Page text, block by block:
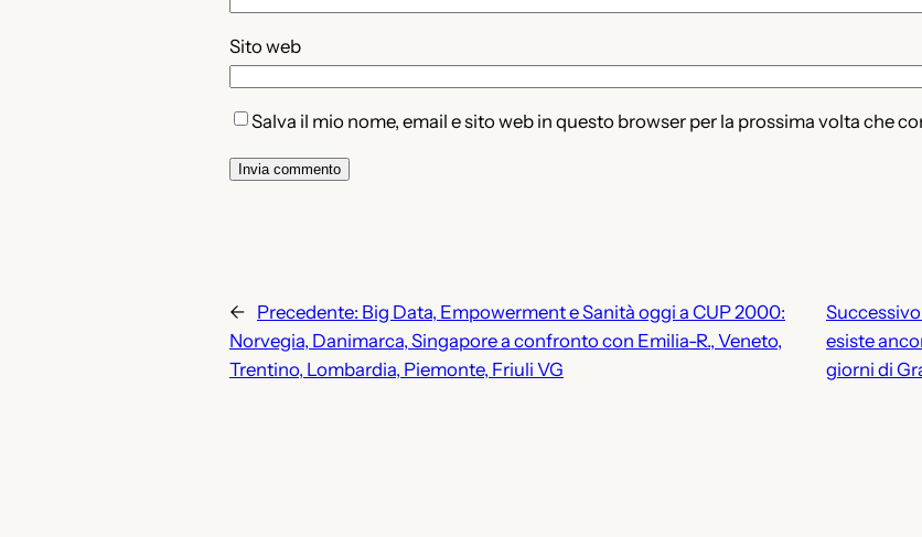
Sito web
Salva il mio nome, email e sito web in questo browser per la prossima volta che
← Precedente: Big Data, Empowerment e Sanità oggi a CUP 2000:
Norvegia, Danimarca, Singapore a confronto con Emilia-R., Veneto,
Trentino, Lombardia, Piemonte, Friuli VG
esiste
giorni di